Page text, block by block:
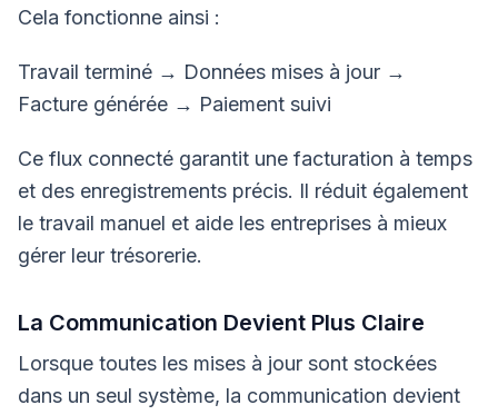
Cela fonctionne ainsi :
Travail terminé → Données mises à jour →
Facture générée → Paiement suivi
Ce flux connecté garantit une facturation à temps
et des enregistrements précis. Il réduit également
le travail manuel et aide les entreprises à mieux
gérer leur trésorerie.
La Communication Devient Plus Claire
Lorsque toutes les mises à jour sont stockées
dans un seul système, la communication devient